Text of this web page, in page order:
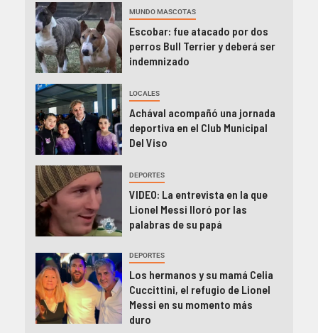
MUNDO MASCOTAS
Escobar: fue atacado por dos
perros Bull Terrier y deberá ser
indemnizado
LOCALES
Achával acompañó una jornada
deportiva en el Club Municipal
Del Viso
DEPORTES
VIDEO: La entrevista en la que
Lionel Messi lloró por las
palabras de su papá
DEPORTES
Los hermanos y su mamá Celia
Cuccittini, el refugio de Lionel
Messi en su momento más
duro